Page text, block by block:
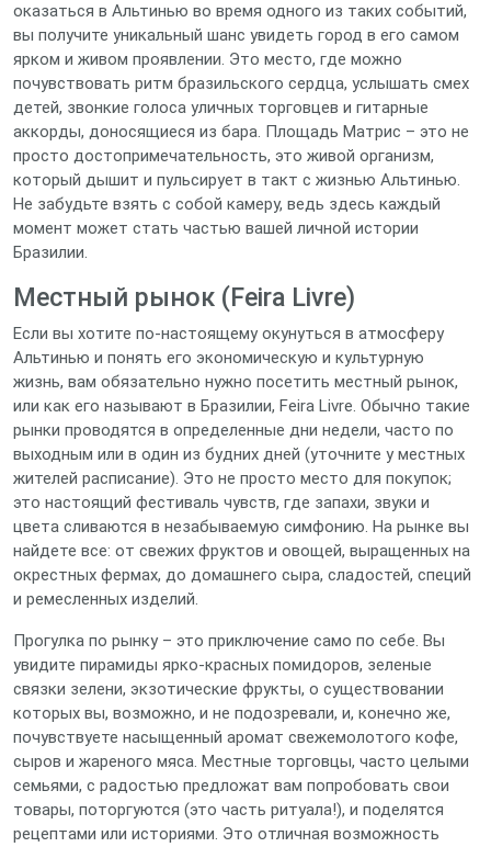
оказаться в Альтинью во время одного из таких событий,
вы получите уникальный шанс увидеть город в его самом
ярком и живом проявлении. Это место, где можно
почувствовать ритм бразильского сердца, услышать смех
детей, звонкие голоса уличных торговцев и гитарные
аккорды, доносящиеся из бара. Площадь Матрис – это не
просто достопримечательность, это живой организм,
который дышит и пульсирует в такт с жизнью Альтинью.
Не забудьте взять с собой камеру, ведь здесь каждый
момент может стать частью вашей личной истории
Бразилии.
Местный рынок (Feira Livre)
Если вы хотите по-настоящему окунуться в атмосферу
Альтинью и понять его экономическую и культурную
жизнь, вам обязательно нужно посетить местный рынок,
или как его называют в Бразилии, Feira Livre. Обычно такие
рынки проводятся в определенные дни недели, часто по
выходным или в один из будних дней (уточните у местных
жителей расписание). Это не просто место для покупок;
это настоящий фестиваль чувств, где запахи, звуки и
цвета сливаются в незабываемую симфонию. На рынке вы
найдете все: от свежих фруктов и овощей, выращенных на
окрестных фермах, до домашнего сыра, сладостей, специй
и ремесленных изделий.
Прогулка по рынку – это приключение само по себе. Вы
увидите пирамиды ярко-красных помидоров, зеленые
связки зелени, экзотические фрукты, о существовании
которых вы, возможно, и не подозревали, и, конечно же,
почувствуете насыщенный аромат свежемолотого кофе,
сыров и жареного мяса. Местные торговцы, часто целыми
семьями, с радостью предложат вам попробовать свои
товары, поторгуются (это часть ритуала!), и поделятся
рецептами или историями. Это отличная возможность